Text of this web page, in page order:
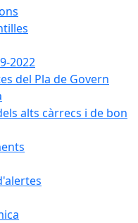
2022
del Pla de Govern
alts càrrecs i de bon